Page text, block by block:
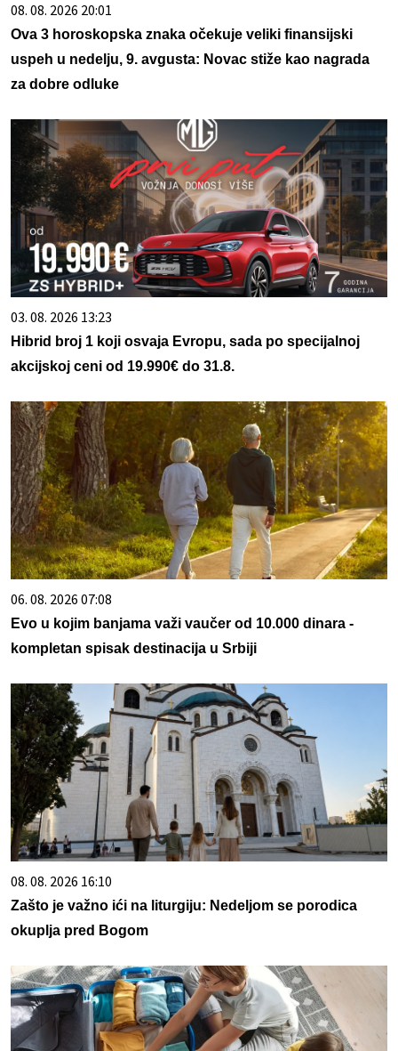
08. 08. 2026 20:01
Ova 3 horoskopska znaka očekuje veliki finansijski
uspeh u nedelju, 9. avgusta: Novac stiže kao nagrada
za dobre odluke
03. 08. 2026 13:23
Hibrid broj 1 koji osvaja Evropu, sada po specijalnoj
akcijskoj ceni od 19.990€ do 31.8.
06. 08. 2026 07:08
Evo u kojim banjama važi vaučer od 10.000 dinara -
kompletan spisak destinacija u Srbiji
08. 08. 2026 16:10
Zašto je važno ići na liturgiju: Nedeljom se porodica
okuplja pred Bogom